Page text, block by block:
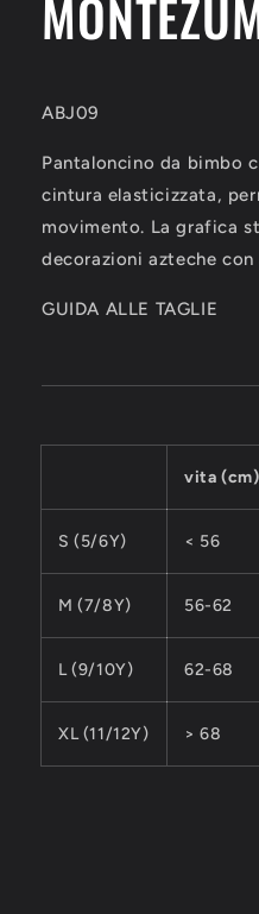
ABJ09
Pantaloncino da bimbo
cintura elasticizzata,
movimento. La grafica
decorazioni azteche
GUIDA ALLE TAGLIE
vita (cm)
S (5/6Y) < 56
M (7/8Y) 56-62
L (9/10Y) 62-68
XL (11/12Y) > 68